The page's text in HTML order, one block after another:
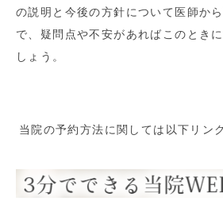
の説明と今後の方針について医師か
で、疑問点や不安があればこのとき
しょう。
当院の予約方法に関しては以下リン